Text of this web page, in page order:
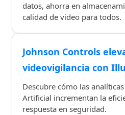
datos, ahorra en
calidad de video para todos.
Johnson Controls
videovigilancia con
Descubre cómo las
Artificial incrementan la
respuesta en seguridad.